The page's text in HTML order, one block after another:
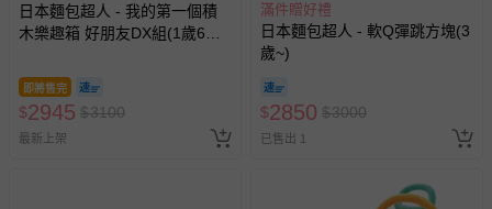
日本麵包超人 - 我的第一個積
木樂趣箱 好朋友DX組(1歲6個
即將售完
$2945 $3100
最新上架
滿件贈好禮
日本麵包超人 - 軟Q彈跳方塊(3
歲~)
$2850 $3000
已售出 1